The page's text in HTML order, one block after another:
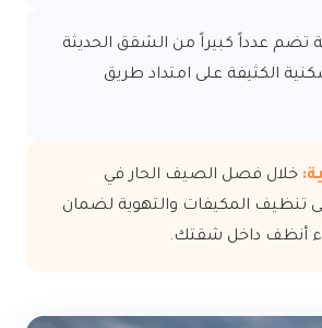
تضم عدداً كبيراً من الشقق الحديثة
الكثيفة على امتداد طريق
خلال فصل الصيف الحار في
تنظيف المكيفات والتهوية لضمان
أنظف داخل شقتك.